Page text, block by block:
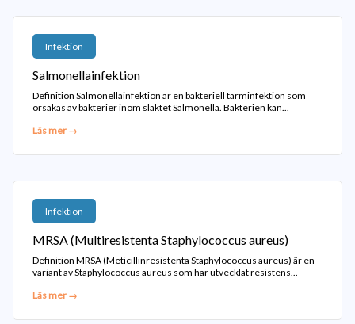
Infektion
Salmonellainfektion
Definition Salmonellainfektion är en bakteriell tarminfektion som
orsakas av bakterier inom släktet Salmonella. Bakterien kan...
Läs mer →
Infektion
MRSA (Multiresistenta Staphylococcus aureus)
Definition MRSA (Meticillinresistenta Staphylococcus aureus) är en
variant av Staphylococcus aureus som har utvecklat resistens...
Läs mer →